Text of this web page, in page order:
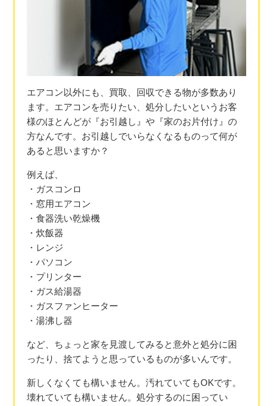
エアコン以外にも、買取、回収できる物が多数あり
ます。エアコンを売りたい、処分したいというお客
様のほとんどが『お引越し』や『家のお片付け』の
方なんです。お引越しでいらなくなるものって何が
あると思いますか？
例えば、
・ガスコンロ
・窓用エアコン
・食器洗い乾燥機
・炊飯器
・レンジ
・パソコン
・プリンター
・ガス給湯器
・ガスファンヒーター
・湯沸し器
など、ちょっと家を見渡してみると意外と処分に困
ったり、捨てようと思っているものが多いんです。
新しくなくても構いません。汚れていてもOKです。
壊れていても構いません。処分するのに困ってい